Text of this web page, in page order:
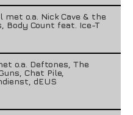
met o.a. Nick Cave & the
Body Count feat. Ice-T
o.a. Deftones, The
Chat Pile,
dEUS